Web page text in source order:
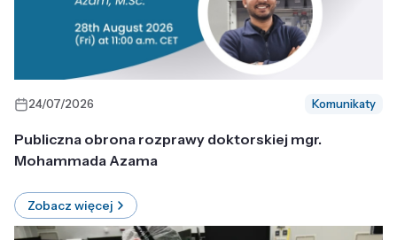
24/07/2026 Komunikaty
Publiczna obrona rozprawy doktorskiej mgr.
Mohammada Azama
Zobacz więcej